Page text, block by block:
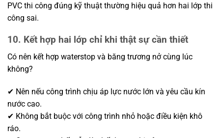
PVC thi công đúng kỹ thuật thường hiệu quả hơn hai lớp thi
công sai.
10. Kết hợp hai lớp chỉ khi thật sự cần thiết
Có nên kết hợp waterstop và băng trương nở cùng lúc
không?
✔ Nên nếu công trình chịu áp lực nước lớn và yêu cầu kín
nước cao.
✔ Không bắt buộc với công trình nhỏ hoặc điều kiện khô
ráo.